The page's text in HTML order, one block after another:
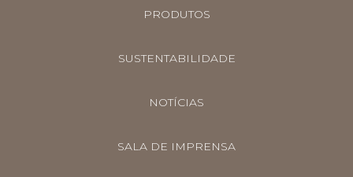
PRODUTOS
SUSTENTABILIDADE
NOTÍCIAS
SALA DE IMPRENSA